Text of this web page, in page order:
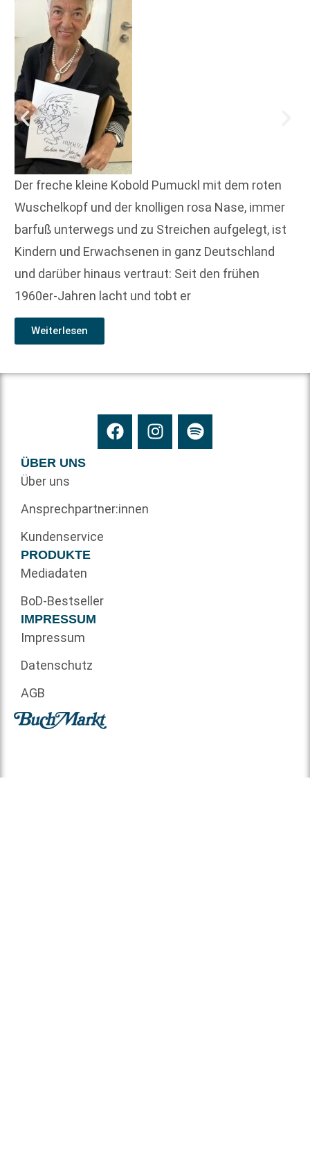
Der freche kleine Kobold Pumuckl mit dem roten
Wuschelkopf und der knolligen rosa Nase, immer
barfuß unterwegs und zu Streichen aufgelegt, ist
Kindern und Erwachsenen in ganz Deutschland
und darüber hinaus vertraut: Seit den frühen
1960er-Jahren lacht und tobt er
Weiterlesen
ÜBER UNS
Über uns
Ansprechpartner:innen
Kundenservice
PRODUKTE
Mediadaten
BoD-Bestseller
IMPRESSUM
Impressum
Datenschutz
AGB